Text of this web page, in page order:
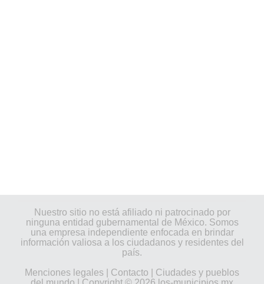
Nuestro sitio no está afiliado ni patrocinado por
ninguna entidad gubernamental de México. Somos
una empresa independiente enfocada en brindar
información valiosa a los ciudadanos y residentes del
país.
Menciones legales
Contacto
Ciudades y pueblos